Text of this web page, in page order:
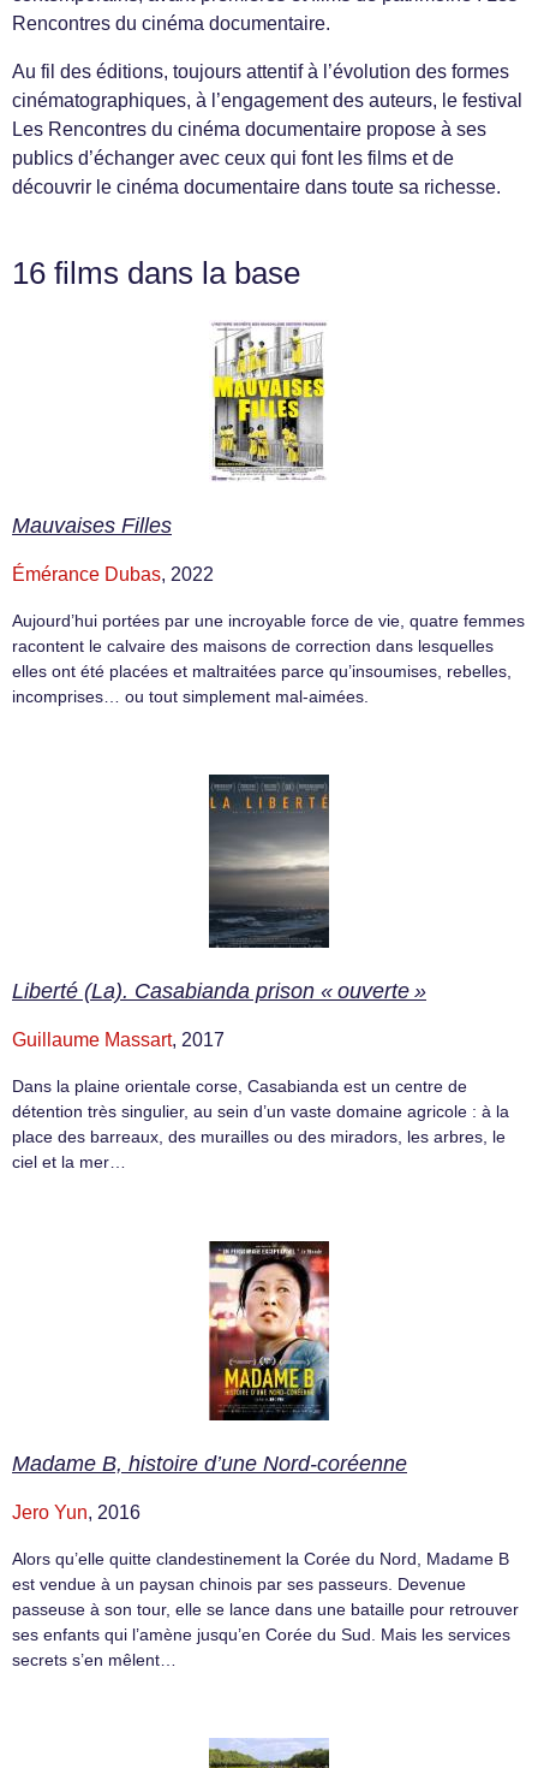
Rencontres du cinéma documentaire.
Au fil des éditions, toujours attentif à l’évolution des formes
cinématographiques, à l’engagement des auteurs, le festival
Les Rencontres du cinéma documentaire propose à ses
publics d’échanger avec ceux qui font les films et de
découvrir le cinéma documentaire dans toute sa richesse.
16 films dans la base
Mauvaises Filles
Émérance Dubas, 2022
Aujourd’hui portées par une incroyable force de vie, quatre femmes
racontent le calvaire des maisons de correction dans lesquelles
elles ont été placées et maltraitées parce qu’insoumises, rebelles,
incomprises… ou tout simplement mal-aimées.
Liberté (La). Casabianda prison « ouverte »
Guillaume Massart, 2017
Dans la plaine orientale corse, Casabianda est un centre de
détention très singulier, au sein d’un vaste domaine agricole : à la
place des barreaux, des murailles ou des miradors, les arbres, le
ciel et la mer…
Madame B, histoire d’une Nord-coréenne
Jero Yun, 2016
Alors qu’elle quitte clandestinement la Corée du Nord, Madame B
est vendue à un paysan chinois par ses passeurs. Devenue
passeuse à son tour, elle se lance dans une bataille pour retrouver
ses enfants qui l’amène jusqu’en Corée du Sud. Mais les services
secrets s’en mêlent…